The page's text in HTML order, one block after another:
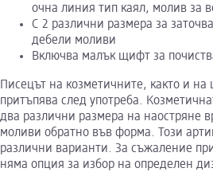
очна линия тип каял, молив за
С 2 различни размера за
дебели моливи
Включва малък щифт за
Писецът на козметичните, както и
притъпява след употреба.
два различни размера на наостряне
моливи обратно във форма. Този
различни варианти. За съжаление
няма опция за избор на определен